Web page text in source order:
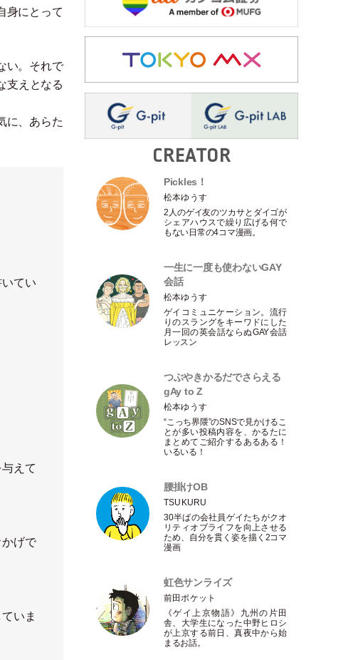
身にとって
い。それで
支えとなる
に、あらた
てい
えて
げで
いま
CREATOR
Pickles！
松本ゆうす
2人のゲイ友のツカサとダイゴが
シェアハウスで繰り広げる何で
もない日常の4コマ漫画。
一生に一度も使わないGAY
会話
松本ゆうす
ゲイコミュニケーション。流行
りのスラングをキーワドにした
月一回の英会話ならぬGAY会話
レッスン
つぶやきかるだでさらえる
gAy to Z
松本ゆうす
“こっち界隈”のSNSで見かけるこ
とが多い投稿内容を、かるたに
まとめてご紹介するあるある！
いるいる！
腰掛けOB
TSUKURU
30半ばの会社員ゲイたちがクオ
リティオブライフを向上させる
ため、自分を貫く姿を描く2コマ
漫画
虹色サンライズ
前田ポケット
《ゲイ上京物語》九州の片田
舎、大学生になった中野ヒロシ
が上京する前日、真夜中から始
まるお話。